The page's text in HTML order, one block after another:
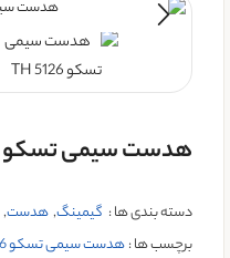
هدست سیمی تسکو TH 5126
دسته بندی ها : گیمینگ,هدست,
برچسب ها :هدست سیمی تسکو TH 5126